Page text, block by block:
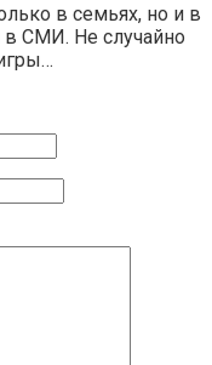
в семьях, но и в
в СМИ. Не случайно